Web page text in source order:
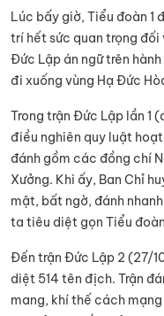
Lúc bấy giờ, Tiểu đoàn
trí hết sức quan trọng
Đức Lập án ngữ trên
đi xuống vùng Hạ Đức
Trong trận Đức Lập lần 1
điều nghiên quy luật
đánh gồm các đồng chí
Xưởng. Khi ấy, Ban Chỉ
mật, bất ngờ, đánh
ta tiêu diệt gọn Tiểu
Đến trận Đức Lập 2 (27/
diệt 514 tên địch. Trận
mang, khí thế cách